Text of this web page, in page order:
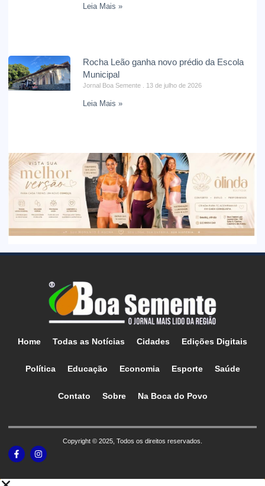
Leia Mais »
Rocha Leão ganha novo prédio da Escola
Municipal
Jornal Boa Semente 13 de julho de 2026
Leia Mais »
Home Todas as Notícias Cidades Edições Digitais
Política Educação Economia Esporte Saúde
Contato Sobre Na Boca do Povo
Copyright © 2025, Todos os direitos reservados.